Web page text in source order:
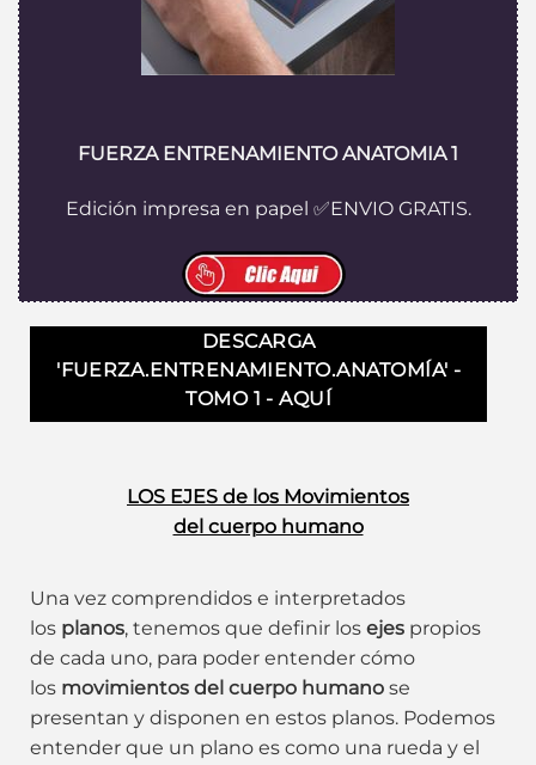
FUERZA ENTRENAMIENTO ANATOMIA 1
Edición impresa en papel ✅ENVIO GRATIS.
DESCARGA
'FUERZA.ENTRENAMIENTO.ANATOMÍA' -
TOMO 1 - AQUÍ
LOS EJES de los Movimientos
del cuerpo humano
Una vez comprendidos e interpretados
los planos, tenemos que definir los ejes propios
de cada uno, para poder entender cómo
los movimientos del cuerpo humano se
presentan y disponen en estos planos. Podemos
entender que un plano es como una rueda y el